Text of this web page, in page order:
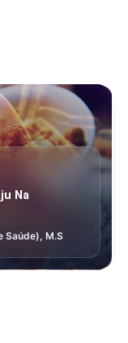
Na
Saúde), M.S